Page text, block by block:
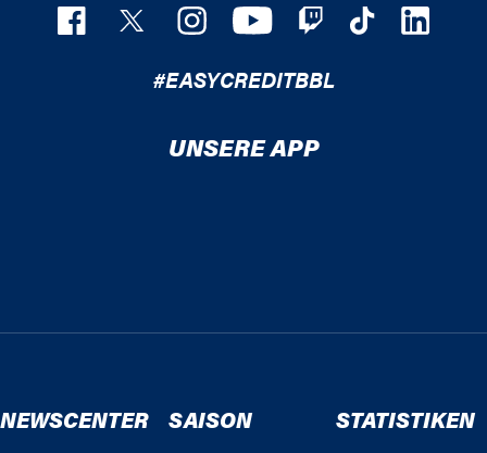
#EASYCREDITBBL
UNSERE APP
NEWSCENTER SAISON STATISTIKEN